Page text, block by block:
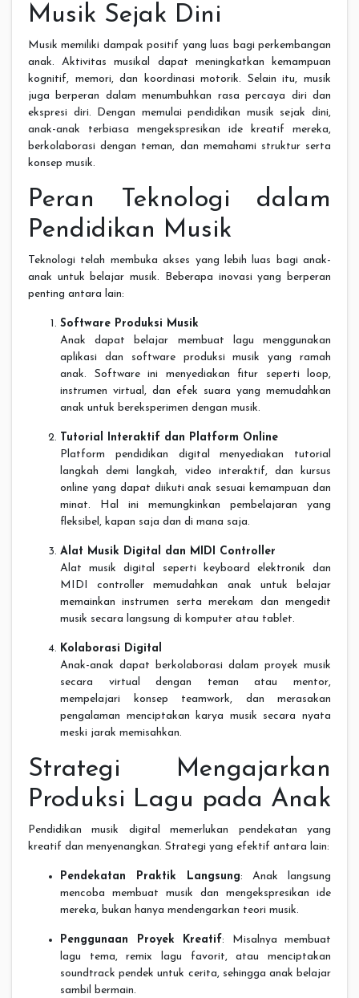
Musik Sejak Dini
Musik memiliki dampak positif yang luas bagi perkembangan
anak. Aktivitas musikal dapat meningkatkan kemampuan
kognitif, memori, dan koordinasi motorik. Selain itu, musik
juga berperan dalam menumbuhkan rasa percaya diri dan
ekspresi diri. Dengan memulai pendidikan musik sejak dini,
anak-anak terbiasa mengekspresikan ide kreatif mereka,
berkolaborasi dengan teman, dan memahami struktur serta
konsep musik.
Peran Teknologi dalam
Pendidikan Musik
Teknologi telah membuka akses yang lebih luas bagi anak-
anak untuk belajar musik. Beberapa inovasi yang berperan
penting antara lain:
Software Produksi Musik
Anak dapat belajar membuat lagu menggunakan
aplikasi dan software produksi musik yang ramah
anak. Software ini menyediakan fitur seperti loop,
instrumen virtual, dan efek suara yang memudahkan
anak untuk bereksperimen dengan musik.
Tutorial Interaktif dan Platform Online
Platform pendidikan digital menyediakan tutorial
langkah demi langkah, video interaktif, dan kursus
online yang dapat diikuti anak sesuai kemampuan dan
minat. Hal ini memungkinkan pembelajaran yang
fleksibel, kapan saja dan di mana saja.
Alat Musik Digital dan MIDI Controller
Alat musik digital seperti keyboard elektronik dan
MIDI controller memudahkan anak untuk belajar
memainkan instrumen serta merekam dan mengedit
musik secara langsung di komputer atau tablet.
Kolaborasi Digital
Anak-anak dapat berkolaborasi dalam proyek musik
secara virtual dengan teman atau mentor,
mempelajari konsep teamwork, dan merasakan
pengalaman menciptakan karya musik secara nyata
meski jarak memisahkan.
Strategi Mengajarkan
Produksi Lagu pada Anak
Pendidikan musik digital memerlukan pendekatan yang
kreatif dan menyenangkan. Strategi yang efektif antara lain:
Pendekatan Praktik Langsung: Anak langsung
mencoba membuat musik dan mengekspresikan ide
mereka, bukan hanya mendengarkan teori musik.
Penggunaan Proyek Kreatif: Misalnya membuat
lagu tema, remix lagu favorit, atau menciptakan
soundtrack pendek untuk cerita, sehingga anak belajar
sambil bermain.